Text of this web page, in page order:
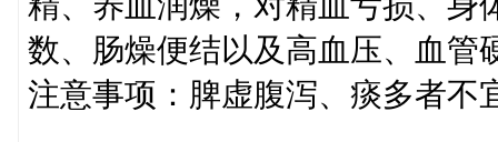
数、肠燥便结以及高血压、血管
注意事项：脾虚腹泻、痰多者不